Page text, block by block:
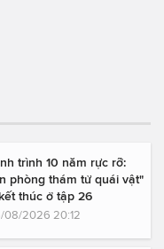
trình 10 năm rực rỡ:
phòng thám tử quái vật"
thúc ở tập 26
08/2026 20:12